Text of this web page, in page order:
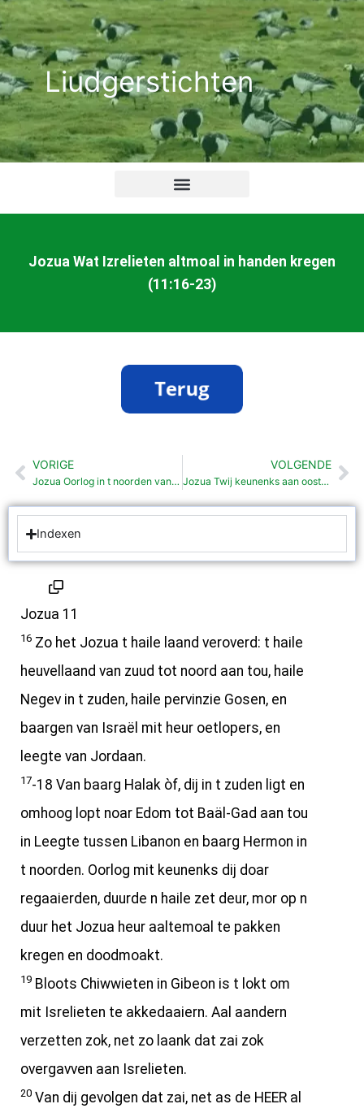
Ga
naar
de
inhoudLiudgerstichten
Jozua Wat Izrelieten altmoal in handen kregen
(11:16-23)
Vorige
VORIGE
Jozua Oorlog in t noorden van Kanan (11: 1-15)
VOLGENDE
Jozua Twij keunenks aan oostkaant Jordoan (12: 1- 6)
Indexen
Jozua 11
16 Zo het Jozua t haile laand veroverd: t haile
heuvellaand van zuud tot noord aan tou, haile
Negev in t zuden, haile pervinzie Gosen, en
baargen van Israël mit heur oetlopers, en
leegte van Jordaan.
17-18 Van baarg Halak òf, dij in t zuden ligt en
omhoog lopt noar Edom tot Baäl-Gad aan tou
in Leegte tussen Libanon en baarg Hermon in
t noorden. Oorlog mit keunenks dij doar
regaaierden, duurde n haile zet deur, mor op n
duur het Jozua heur aaltemoal te pakken
kregen en doodmoakt.
19 Bloots Chiwwieten in Gibeon is t lokt om
mit Isrelieten te akkedaaiern. Aal aandern
verzetten zok, net zo laank dat zai zok
overgavven aan Isrelieten.
20 Van dij gevolgen dat zai, net as de HEER al